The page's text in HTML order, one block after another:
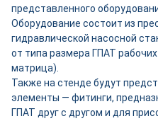
представленного
Оборудование состоит из
гидравлической насосной
от типа размера ГПАТ
матрица).
Также на стенде будут
элементы — фитинги,
ГПАТ друг с другом и для